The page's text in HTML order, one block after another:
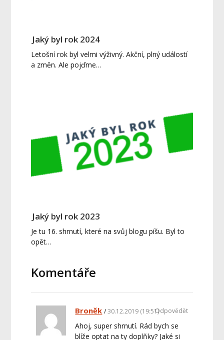
Jaký byl rok 2024
Letošní rok byl velmi výživný. Akční, plný událostí
a změn. Ale pojďme…
Jaký byl rok 2023
Je tu 16. shrnutí, které na svůj blogu píšu. Byl to
opět…
Komentáře
Broněk 30.12.2019 (19:51)
Ahoj, super shrnutí. Rád bych se
blíže optat na ty doplňky? Jaké si
Odpovědět